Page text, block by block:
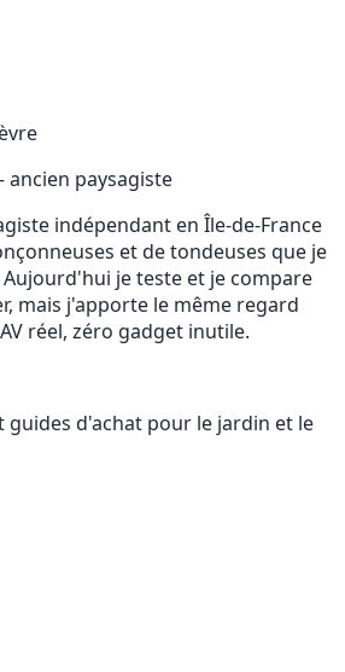
paysagiste
indépendant en Île-de-France
et de tondeuses que je
je teste et je compare
mais j'apporte le même regard
réel, zéro gadget inutile.
guides d'achat pour le jardin et le